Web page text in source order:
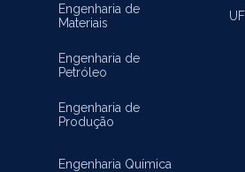
Engenharia de
Materiais
Engenharia de
Petróleo
Engenharia de
Produção
Engenharia Química